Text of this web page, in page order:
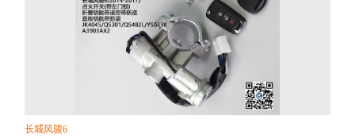
长城风骏6